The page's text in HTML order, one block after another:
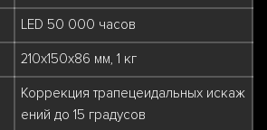
LED 50 000 часов
210x150x86 мм, 1 кг
Коррекция трапецеидальных искаж
ений до 15 градусов